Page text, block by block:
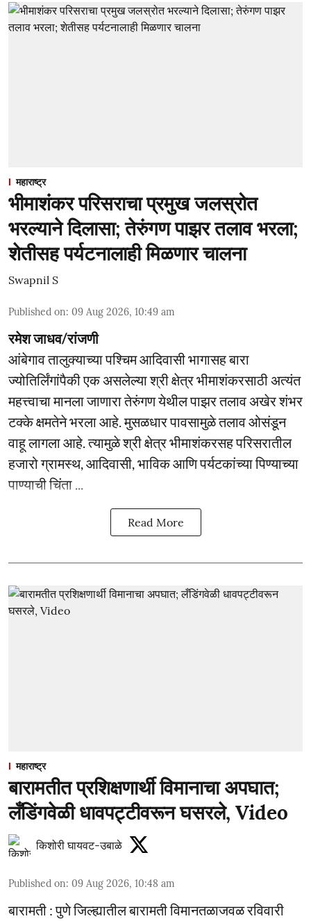
महाराष्ट्र
भीमाशंकर परिसराचा प्रमुख जलस्रोत
भरल्याने दिलासा; तेरुंगण पाझर तलाव भरला;
शेतीसह पर्यटनालाही मिळणार चालना
Swapnil S
Published on: 09 Aug 2026, 10:49 am
रमेश जाधव/रांजणी
आंबेगाव तालुक्याच्या पश्चिम आदिवासी भागासह बारा
ज्योतिर्लिंगांपैकी एक असलेल्या श्री क्षेत्र भीमाशंकरसाठी अत्यंत
महत्त्वाचा मानला जाणारा तेरुंगण येथील पाझर तलाव अखेर शंभर
टक्के क्षमतेने भरला आहे. मुसळधार पावसामुळे तलाव ओसंडून
वाहू लागला आहे. त्यामुळे श्री क्षेत्र भीमाशंकरसह परिसरातील
हजारो ग्रामस्थ, आदिवासी, भाविक आणि पर्यटकांच्या पिण्याच्या
पाण्याची चिंता ...
Read More
महाराष्ट्र
बारामतीत प्रशिक्षणार्थी विमानाचा अपघात;
लँडिंगवेळी धावपट्टीवरून घसरले, Video
किशोरी घायवट-उबाळे
Published on: 09 Aug 2026, 10:48 am
बारामती : पुणे जिल्ह्यातील बारामती विमानतळाजवळ रविवारी